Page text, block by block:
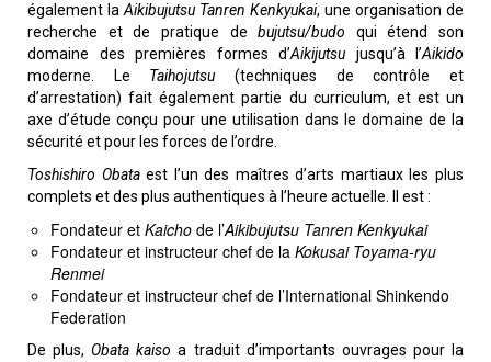
également la Aikibujutsu Tanren Kenkyukai, une organisation de
recherche et de pratique debujutsu/budo qui étend son
domaine des premières formes d’Aikijutsu jusqu’à l’Aikido
moderne. Le Taihojutsu (techniques de contrôle et
d’arrestation) fait également partie du curriculum, et est un
axe d’étude conçu pour une utilisation dans le domaine de la
sécurité et pour les forces de l’ordre.
Toshishiro Obataest l’un des maîtres d’arts martiaux les plus
complets et des plus authentiques à l’heure actuelle. Il est :
Fondateur et Kaicho de l’Aikibujutsu Tanren Kenkyukai
Fondateur et instructeur chef de la Kokusai Toyama-ryu
Renmei
Fondateur et instructeur chef de l’International Shinkendo
Federation
De plus,Obata kaiso a traduit d’importants ouvrages pour la